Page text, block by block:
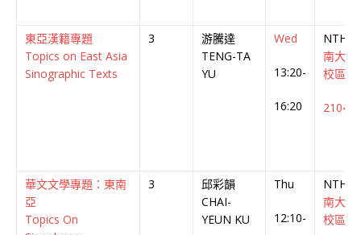
東亞漢籍專題
Topics on East Asia
Sinographic Texts
3
游騰達
TENG-TA
YU
Wed
13:20-
16:20
NTHU
南大
校區
2104
華文文學專題：東南
亞
Topics On
3
邱彩韻
CHAI-
YEUN KU
Thu
12:10-
NTHU
南大
校區